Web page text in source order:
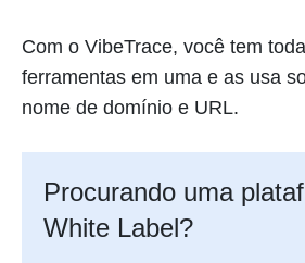
Com o VibeTrace, você tem
ferramentas em uma e as usa
nome de domínio e URL.
Procurando uma
White Label?